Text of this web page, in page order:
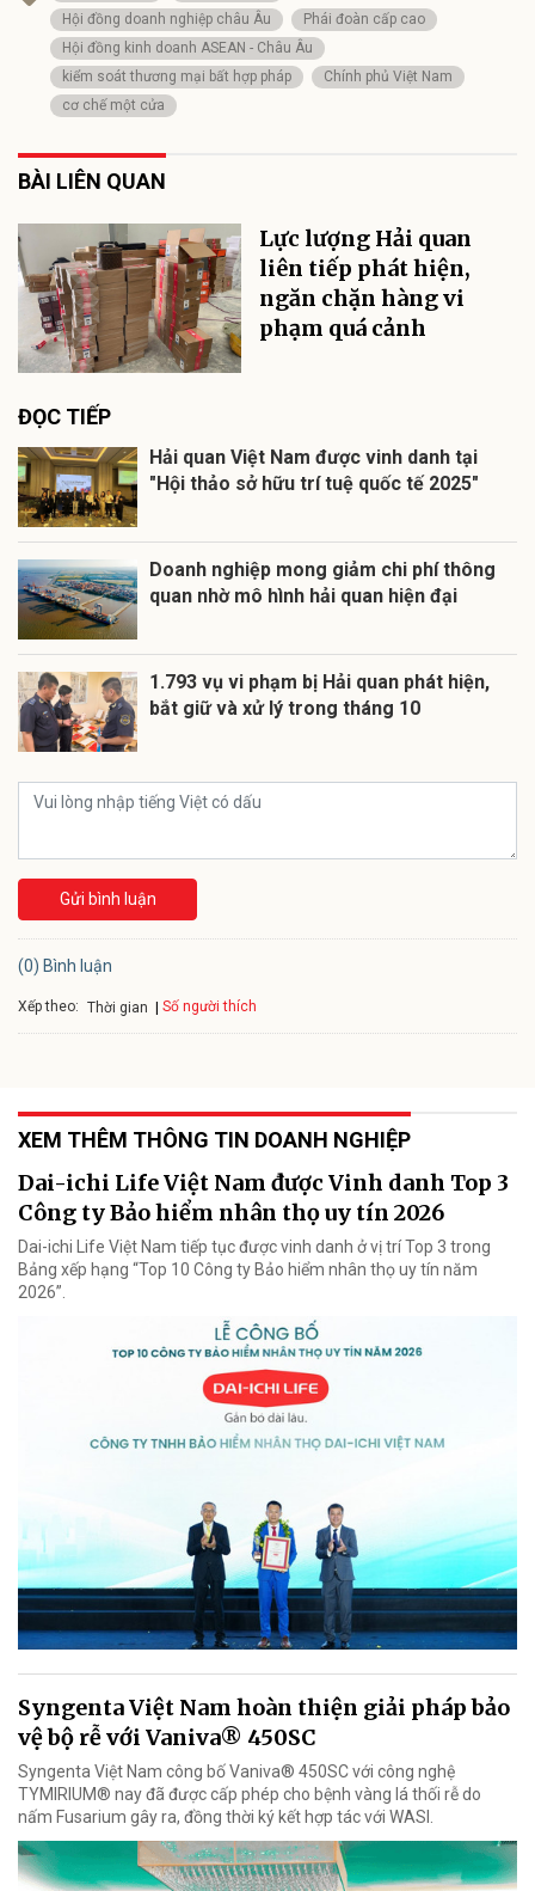
Hội đồng doanh nghiệp châu Âu
Phái đoàn cấp cao
Hội đồng kinh doanh ASEAN - Châu Âu
kiểm soát thương mại bất hợp pháp
Chính phủ Việt Nam
cơ chế một cửa
BÀI LIÊN QUAN
Lực lượng Hải quan
liên tiếp phát hiện,
ngăn chặn hàng vi
phạm quá cảnh
ĐỌC TIẾP
Hải quan Việt Nam được vinh danh tại
"Hội thảo sở hữu trí tuệ quốc tế 2025"
Doanh nghiệp mong giảm chi phí thông
quan nhờ mô hình hải quan hiện đại
1.793 vụ vi phạm bị Hải quan phát hiện,
bắt giữ và xử lý trong tháng 10
Gửi bình luận
(0) Bình luận
Xếp theo: Thời gian Số người thích
XEM THÊM THÔNG TIN DOANH NGHIỆP
Dai-ichi Life Việt Nam được Vinh danh Top 3
Công ty Bảo hiểm nhân thọ uy tín 2026
Dai-ichi Life Việt Nam tiếp tục được vinh danh ở vị trí Top 3 trong
Bảng xếp hạng “Top 10 Công ty Bảo hiểm nhân thọ uy tín năm
2026”.
Syngenta Việt Nam hoàn thiện giải pháp bảo
vệ bộ rễ với Vaniva® 450SC
Syngenta Việt Nam công bố Vaniva® 450SC với công nghệ
TYMIRIUM® nay đã được cấp phép cho bệnh vàng lá thối rễ do
nấm Fusarium gây ra, đồng thời ký kết hợp tác với WASI.